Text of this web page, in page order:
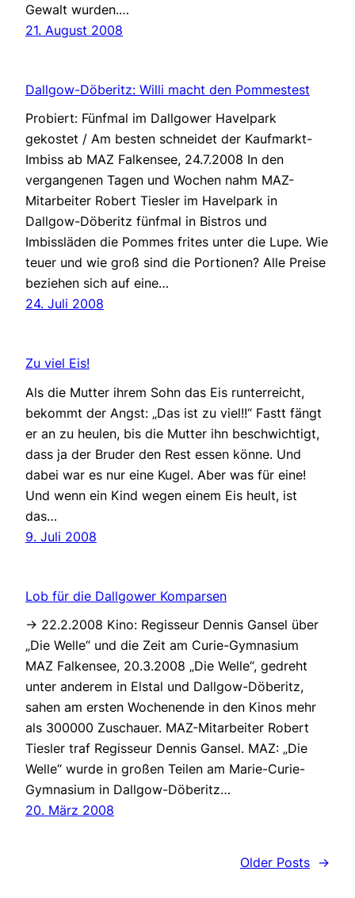
Gewalt wurden.…
21. August 2008
Dallgow-Döberitz: Willi macht den Pommestest
Probiert: Fünfmal im Dallgower Havelpark
gekostet / Am besten schneidet der Kaufmarkt-
Imbiss ab MAZ Falkensee, 24.7.2008 In den
vergangenen Tagen und Wochen nahm MAZ-
Mitarbeiter Robert Tiesler im Havelpark in
Dallgow-Döberitz fünfmal in Bistros und
Imbissläden die Pommes frites unter die Lupe. Wie
teuer und wie groß sind die Portionen? Alle Preise
beziehen sich auf eine…
24. Juli 2008
Zu viel Eis!
Als die Mutter ihrem Sohn das Eis runterreicht,
bekommt der Angst: „Das ist zu viel!!“ Fastt fängt
er an zu heulen, bis die Mutter ihn beschwichtigt,
dass ja der Bruder den Rest essen könne. Und
dabei war es nur eine Kugel. Aber was für eine!
Und wenn ein Kind wegen einem Eis heult, ist
das…
9. Juli 2008
Lob für die Dallgower Komparsen
-> 22.2.2008 Kino: Regisseur Dennis Gansel über
„Die Welle“ und die Zeit am Curie-Gymnasium
MAZ Falkensee, 20.3.2008 „Die Welle“, gedreht
unter anderem in Elstal und Dallgow-Döberitz,
sahen am ersten Wochenende in den Kinos mehr
als 300000 Zuschauer. MAZ-Mitarbeiter Robert
Tiesler traf Regisseur Dennis Gansel. MAZ: „Die
Welle“ wurde in großen Teilen am Marie-Curie-
Gymnasium in Dallgow-Döberitz…
20. März 2008
Older Posts →